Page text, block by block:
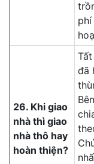
26. Khi giao
nhà thì giao
nhà thô hay
hoàn thiện?
đã